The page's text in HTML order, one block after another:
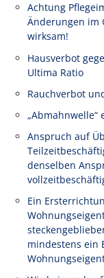
Achtung
Änderungen im
wirksam!
Hausverbot
Ultima Ratio
Rauchverbot
Anspruch auf
denselben
Ein
mindestens ein